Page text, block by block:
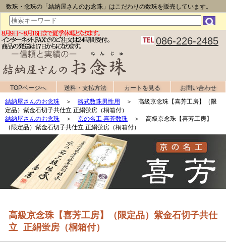
数珠・念珠の「結納屋さんのお念珠」はこだわりの数珠を販売しています。
086-226-2485
TOPページへ 送料・支払方法 カートを見る
お問い合わせ
結納屋さんのお念珠 ＞ 略式数珠男性用
＞ 高級京念珠【喜芳工房】（限
定品）紫金石切子共仕立 正絹蛍房（桐箱付）
結納屋さんのお念珠 ＞ 京の名工 喜芳数珠 ＞ 高級京念珠【喜芳工房】
（限定品）紫金石切子共仕立 正絹蛍房（桐箱付）
高級京念珠【喜芳工房】（限定品）紫金石切子共仕
立 正絹蛍房（桐箱付）